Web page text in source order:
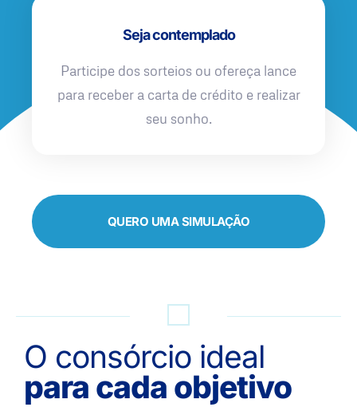
Seja contemplado
Participe dos sorteios ou ofereça lance
para receber a carta de crédito e realizar
seu sonho.
QUERO UMA SIMULAÇÃO
O consórcio ideal
para cada objetivo